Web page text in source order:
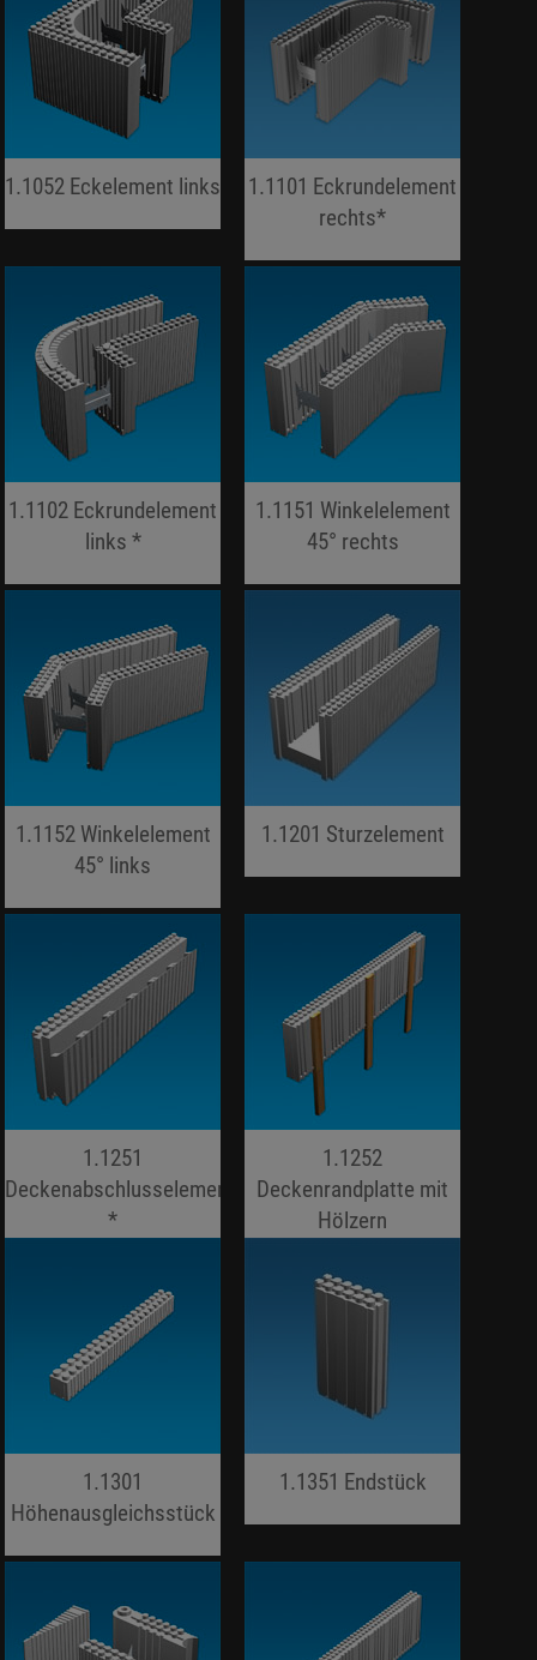
1.1052 Eckelement links
1.1101 Eckrundelement
rechts*
1.1102 Eckrundelement
links *
1.1151 Winkelelement
45° rechts
1.1152 Winkelelement
45° links
1.1201 Sturzelement
1.1251
Deckenabschlusselement
*
1.1252
Deckenrandplatte mit
Hölzern
1.1301
Höhenausgleichsstück
1.1351 Endstück